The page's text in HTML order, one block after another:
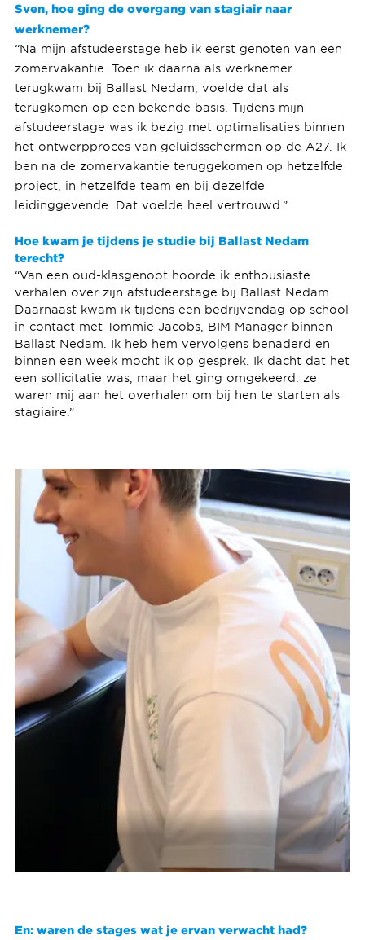
Sven, hoe ging de overgang van stagiair naar
werknemer?
“Na mijn afstudeerstage heb ik eerst genoten van een
zomervakantie. Toen ik daarna als werknemer
terugkwam bij Ballast Nedam, voelde dat als
terugkomen op een bekende basis. Tijdens mijn
afstudeerstage was ik bezig met optimalisaties binnen
het ontwerpproces van geluidsschermen op de A27. Ik
ben na de zomervakantie teruggekomen op hetzelfde
project, in hetzelfde team en bij dezelfde
leidinggevende. Dat voelde heel vertrouwd.”
Hoe kwam je tijdens je studie bij Ballast Nedam
terecht?
“Van een oud-klasgenoot hoorde ik enthousiaste
verhalen over zijn afstudeerstage bij Ballast Nedam.
Daarnaast kwam ik tijdens een bedrijvendag op school
in contact met Tommie Jacobs, BIM Manager binnen
Ballast Nedam. Ik heb hem vervolgens benaderd en
binnen een week mocht ik op gesprek. Ik dacht dat het
een sollicitatie was, maar het ging omgekeerd: ze
waren mij aan het overhalen om bij hen te starten als
stagiaire.”
En: waren de stages wat je ervan verwacht had?